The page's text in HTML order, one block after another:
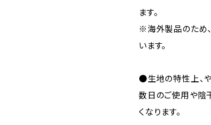
ます。
※海外製品のため
います。
●生地の特性上、
数日のご使用や陰
くなります。